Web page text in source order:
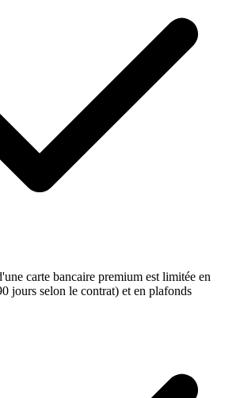
carte bancaire premium est limitée en
jours selon le contrat) et en plafonds